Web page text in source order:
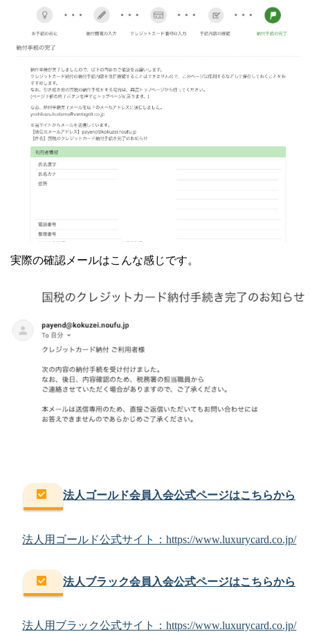
実際の確認メールはこんな感じです。
法人ゴールド会員入会公式ページはこちらから
法人用ゴールド公式サイト：https://www.luxurycard.co.jp/
法人ブラック会員入会公式ページはこちらから
法人用ブラック公式サイト：https://www.luxurycard.co.jp/